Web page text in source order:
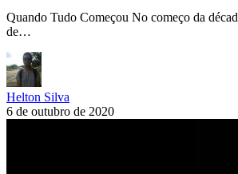
Quando Tudo Começou No começo da
de…
Helton Silva
6 de outubro de 2020